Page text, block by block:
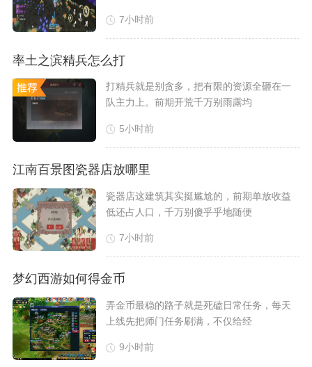
7小时前
率土之滨精兵怎么打
​打精兵就是别贪多，把有限的资源全砸在一
队主力上。前期开荒千万别雨露均
5小时前
江南百景图瓷器店放哪里
​瓷器店这建筑其实挺尴尬的，前期单放收益
低还占人口，千万别傻乎乎地随便
7小时前
梦幻西游如何得金币
​弄金币最稳的路子就是死磕日常任务，每天
上线先把师门任务刷满，不仅给经
9小时前